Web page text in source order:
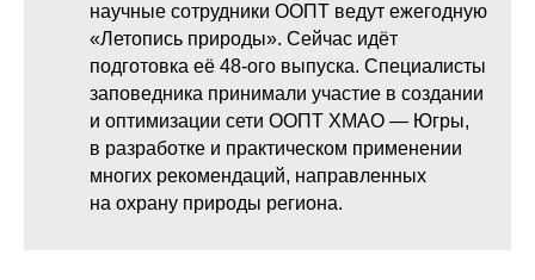
научные сотрудники ООПТ ведут ежегодную
«Летопись природы». Сейчас идёт
подготовка её 48-ого выпуска. Специалисты
заповедника принимали участие в создании
и оптимизации сети ООПТ ХМАО — Югры,
в разработке и практическом применении
многих рекомендаций, направленных
на охрану природы региона.